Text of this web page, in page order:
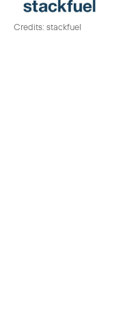
Credits: stackfuel